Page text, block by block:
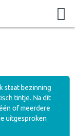
staat bezinning
tintje. Na dit
of meerdere
uitgesproken